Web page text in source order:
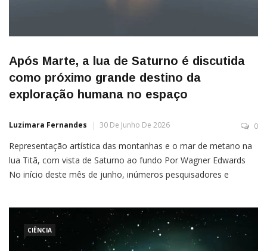
Após Marte, a lua de Saturno é discutida
como próximo grande destino da
exploração humana no espaço
Luzimara Fernandes 30 De Junho De 2026 0
Representação artística das montanhas e o mar de metano na
lua Titã, com vista de Saturno ao fundo Por Wagner Edwards
No início deste mês de junho, inúmeros pesquisadores e
tripuladas a Titã, lua de Saturno. O encontro […]
CIÊNCIA